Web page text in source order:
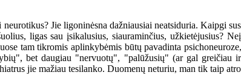
Jie ligoninėsna dažniausiai neatsiduria. Kaipgi
ligas sau įsikalusius, siauraminčius, užkietėjusius?
tam tikromis aplinkybėmis būtų pavadinta
bet daugiau "nervuotų", "palūžusių" (ar gal
jie mažiau tesilanko. Duomenų neturiu, man tik taip